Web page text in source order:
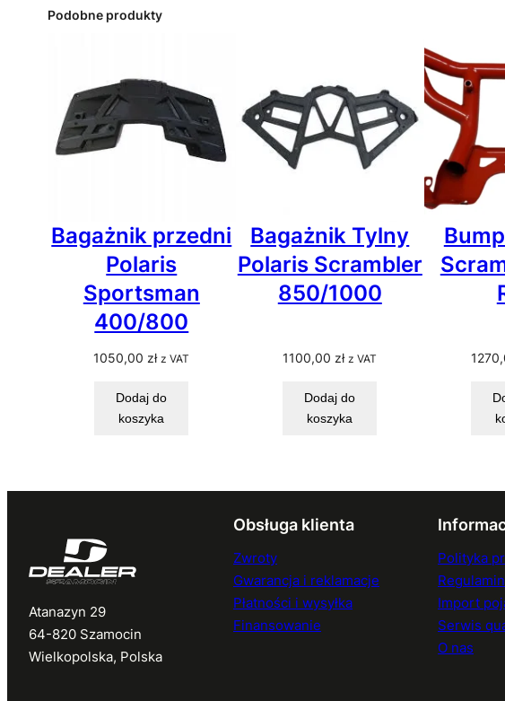
Podobne produkty
Bagażnik przedni
Polaris
Sportsman
400/800
1050,00 zł z VAT
Dodaj do
koszyka
Bagażnik Tylny
Polaris Scrambler
850/1000
1100,00 zł z VAT
Dodaj do
koszyka
Atanazyn 29
64-820 Szamocin
Wielkopolska, Polska
Obsługa klienta
Zwroty
Gwarancja i reklamacje
Płatności i wysyłka
Finansowanie
Polityka
Regulamin
Import
Serwis
O nas